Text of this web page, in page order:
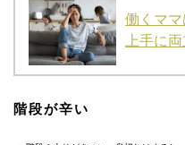
働くマ
上手に両
階段が辛い